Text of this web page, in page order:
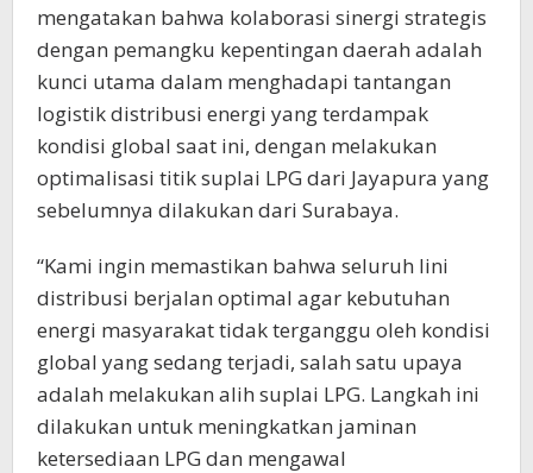
mengatakan bahwa kolaborasi sinergi strategis
dengan pemangku kepentingan daerah adalah
kunci utama dalam menghadapi tantangan
logistik distribusi energi yang terdampak
kondisi global saat ini, dengan melakukan
optimalisasi titik suplai LPG dari Jayapura yang
sebelumnya dilakukan dari Surabaya.
“Kami ingin memastikan bahwa seluruh lini
distribusi berjalan optimal agar kebutuhan
energi masyarakat tidak terganggu oleh kondisi
global yang sedang terjadi, salah satu upaya
adalah melakukan alih suplai LPG. Langkah ini
dilakukan untuk meningkatkan jaminan
ketersediaan LPG dan mengawal